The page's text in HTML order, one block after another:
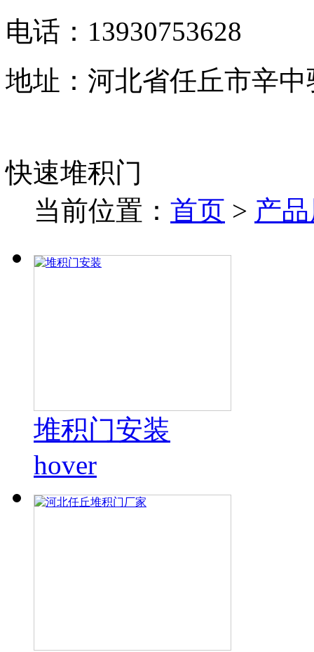
电话：13930753628
地址：河北省任丘市辛
快速堆积门
当前位置： 首页 > 产
堆积门安装
hover